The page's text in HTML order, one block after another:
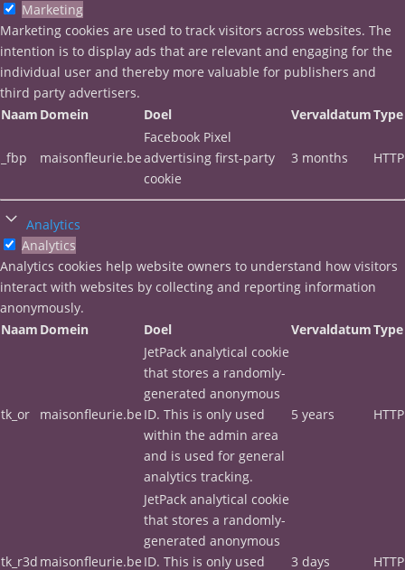
Marketing
Marketing cookies are used to track visitors across websites. The
intention is to display ads that are relevant and engaging for the
individual user and thereby more valuable for publishers and
third party advertisers.
Naam Domein Doel VervaldatumType
_fbp maisonfleurie.be
Facebook Pixel
advertising first-party
cookie
3 months HTTP
Analytics
Analytics
Analytics cookies help website owners to understand how visitors
interact with websites by collecting and reporting information
anonymously.
Naam Domein Doel VervaldatumType
tk_or maisonfleurie.be
JetPack analytical cookie
that stores a randomly-
generated anonymous
ID. This is only used
within the admin area
and is used for general
analytics tracking.
5 years HTTP
tk_r3d maisonfleurie.be
JetPack analytical cookie
that stores a randomly-
generated anonymous
ID. This is only used
3 days HTTP